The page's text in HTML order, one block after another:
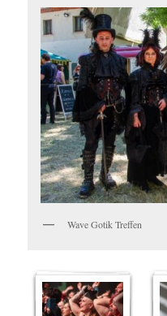
Wave Gotik Treffen